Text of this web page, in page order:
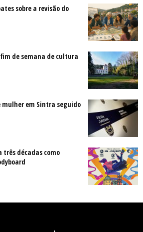
sobre a revisão do
de semana de cultura
mulher em Sintra seguido
três décadas como